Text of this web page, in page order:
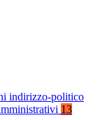
indirizzo-politico
13